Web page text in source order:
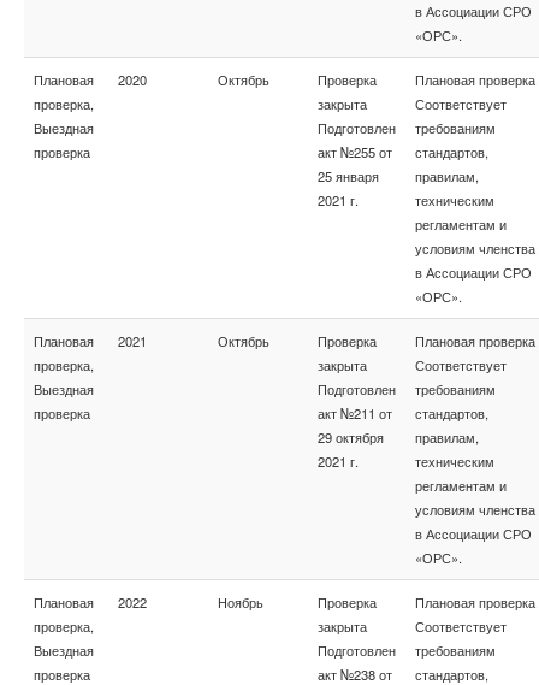
в Ассоциации СРО
«ОРС».
Плановая
проверка,
Выездная
проверка
2020 Октябрь
Проверка
закрыта
Подготовлен
акт №255 от
25 января
2021 г.
Плановая проверка
Соответствует
требованиям
стандартов,
правилам,
техническим
регламентам и
условиям членства
в Ассоциации СРО
«ОРС».
Плановая
проверка,
Выездная
проверка
2021 Октябрь
Проверка
закрыта
Подготовлен
акт №211 от
29 октября
2021 г.
Плановая проверка
Соответствует
требованиям
стандартов,
правилам,
техническим
регламентам и
условиям членства
в Ассоциации СРО
«ОРС».
Плановая
проверка,
Выездная
проверка
2022 Ноябрь
Проверка
закрыта
Подготовлен
акт №238 от
Плановая проверка
Соответствует
требованиям
стандартов,